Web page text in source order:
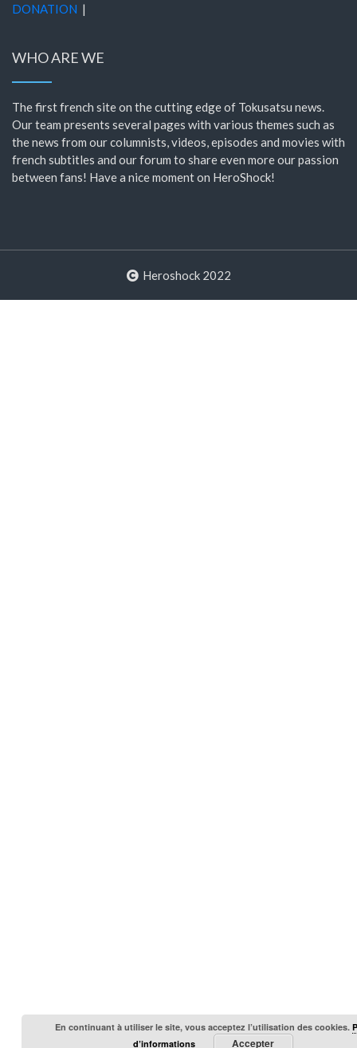
DONATION |
WHO ARE WE
The first french site on the cutting edge of Tokusatsu news.
Our team presents several pages with various themes such as
the news from our columnists, videos, episodes and movies with
french subtitles and our forum to share even more our passion
between fans! Have a nice moment on HeroShock!
Heroshock 2022
En continuant à utiliser le site, vous acceptez l’utilisation des cookies.
d’informations
Accepter